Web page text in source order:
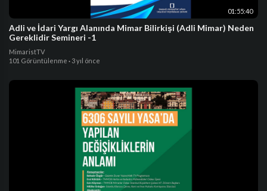
01:55:40
Adli ve İdari Yargı Alanında Mimar Bilirkişi (Adli Mimar) Neden
Gereklidir Semineri -1
MimaristTV
101 Görüntülenme · 3 yıl önce